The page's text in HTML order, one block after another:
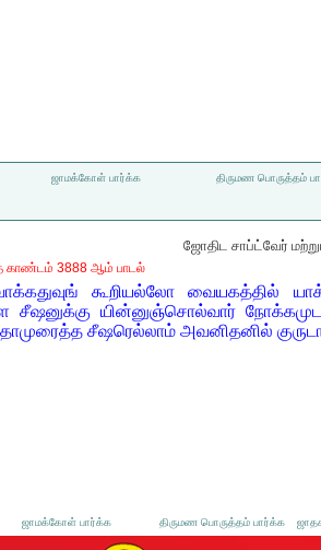
ஜாமக்கோள் பார்க்க திருமண பொருத்தம்
ஜோதிட சாப்ட்வேர்
காண்டம் 3888 ஆம் பாடல்
கூறியல்லோ வையகத்தில்
சீஷனுக்கு யின்னுஞ்சொல்வார்
சீஷரெல்லாம் அவனிதனில்
ஜாமக்கோள் பார்க்க திருமண பொருத்தம் பார்க்க